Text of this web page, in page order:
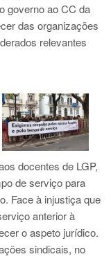
governo ao CC da
das organizações
relevantes
docentes de LGP,
de serviço para
Face à injustiça que
anterior à
o aspeto jurídico.
sindicais, no